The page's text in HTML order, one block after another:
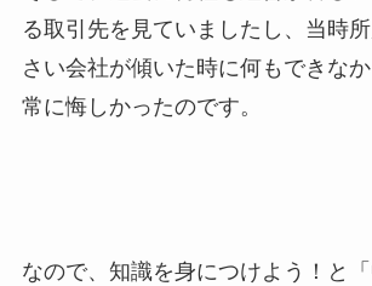
る取引先を見ていましたし、当時
さい会社が傾いた時に何もできな
常に悔しかったのです。
なので、知識を身につけよう！と